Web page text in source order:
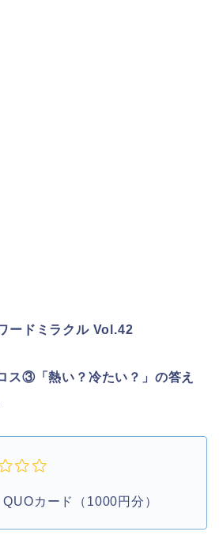
ードミラクル Vol.42
③「熱い？冷たい？」 の答え
QUOカード（1000円分）